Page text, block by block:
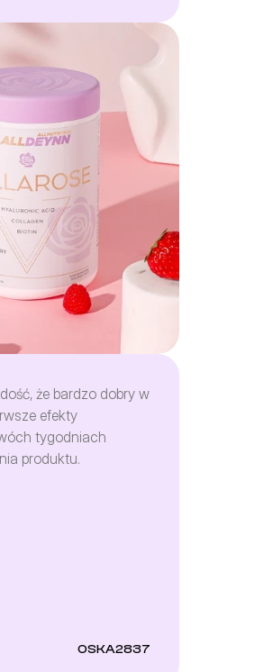
że bardzo dobry w
efekty
tygodniach
produktu.
OSKA2837